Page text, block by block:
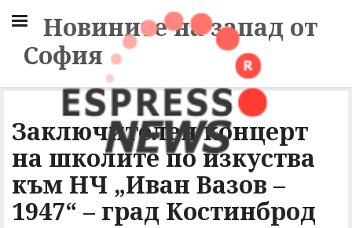
Новините на запад от
София
Заключителен концерт
на школите по изкуства
към НЧ „Иван Вазов –
1947“ – град Костинброд